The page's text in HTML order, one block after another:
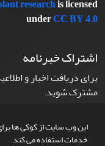
این وب سایت از کوکی ها
خدمات استفاده می کند.
researchis licensed
underCC BY 4.0
اشتراک خبرنامه
برای دریافت اخبار و
مشترک شوید.